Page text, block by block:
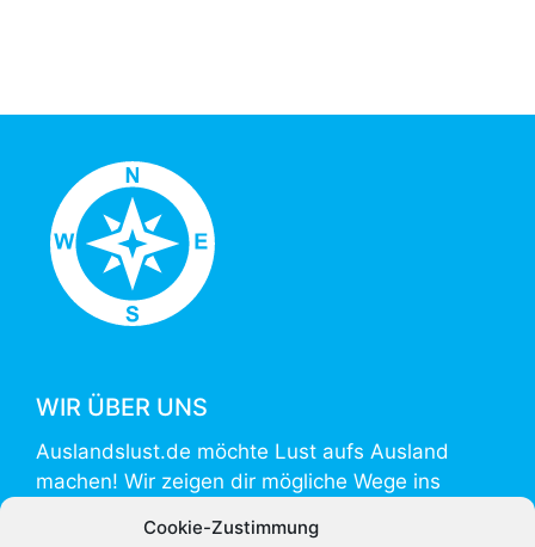
Cookie-Zustimmung
WIR ÜBER UNS
Auslandslust.de möchte Lust aufs Ausland
machen! Wir zeigen dir mögliche Wege ins
Vorbereitung und Umsetzung.